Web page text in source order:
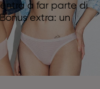
a far parte di
extra: un